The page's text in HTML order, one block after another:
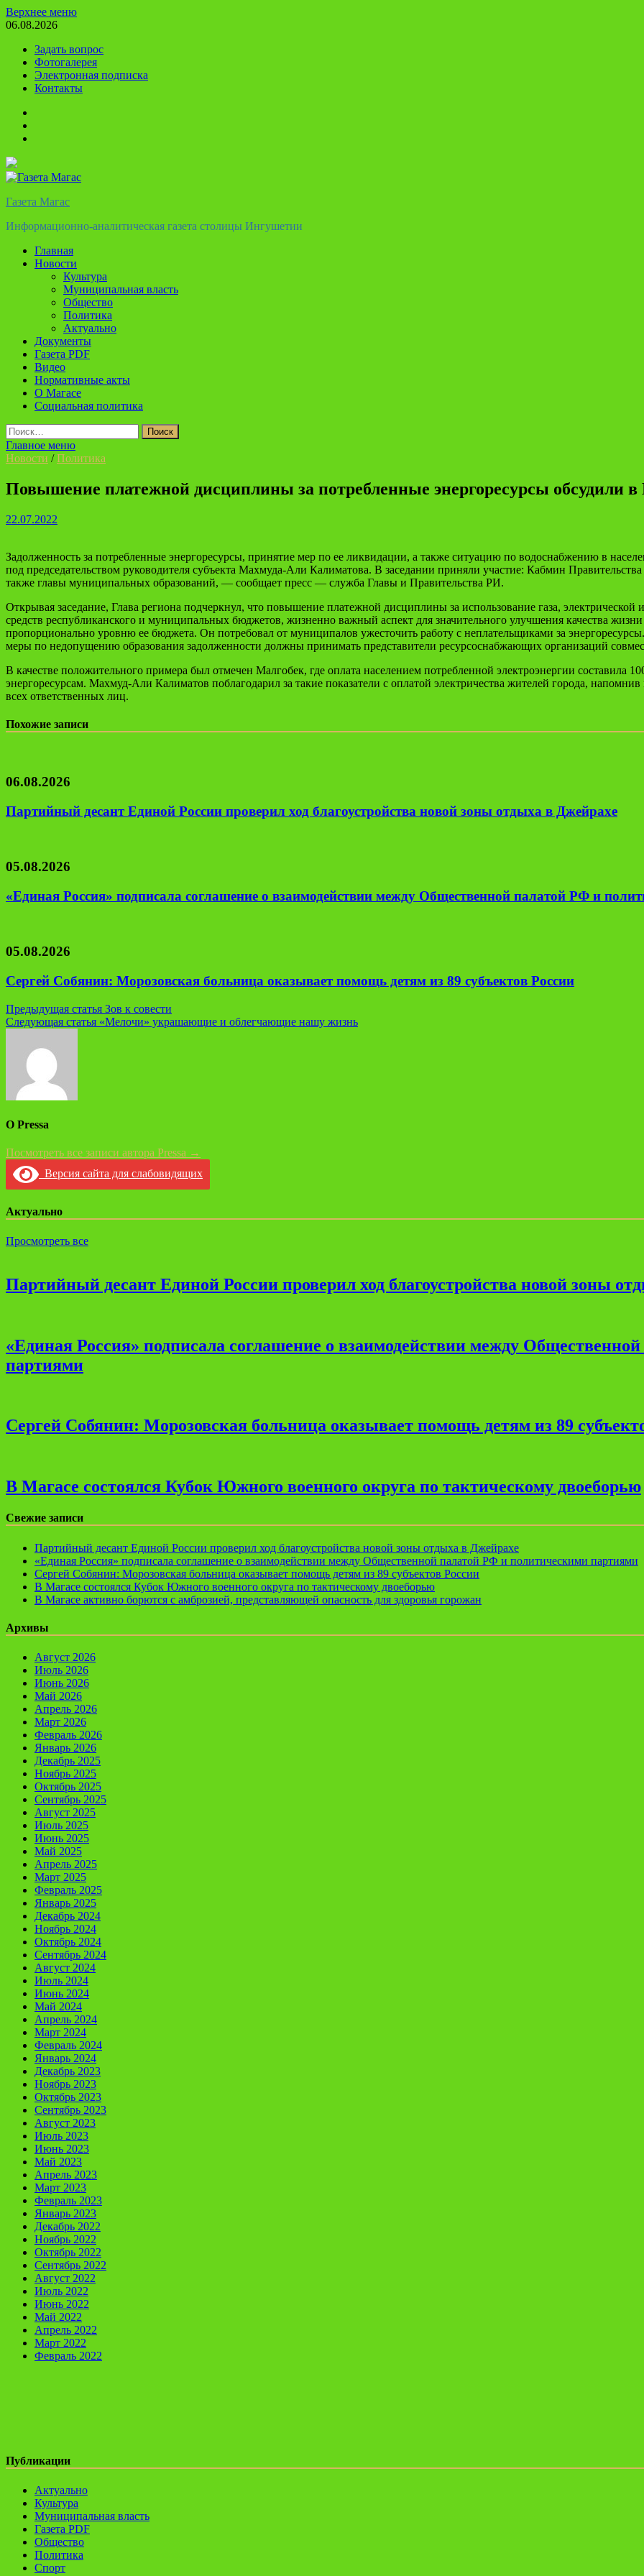
Перейти
к
Верхнее меню
06.08.2026
Задать вопрос
Фотогалерея
Электронная подписка
Контакты
Газета Магас
Информационно-аналитическая газета столицы Ингушетии
Главная
Новости
Культура
Муниципальная власть
Общество
Политика
Актуально
Документы
Газета PDF
Видео
Нормативные акты
О Магасе
Социальная политика
Найти:
Главное меню
Новости /Политика
Повышение платежной дисциплины за потребленные энергоресурсы обсудили в
22.07.2022
Задолженность за потребленные энергоресурсы, принятие мер по ее ликвидации, а также ситуацию по водоснабжению в
под председательством руководителя субъекта Махмуда-Али Калиматова. В заседании приняли участие: Кабмин
также главы муниципальных образований, — сообщает пресс — служба Главы и Правительства РИ.
Открывая заседание, Глава региона подчеркнул, что повышение платежной дисциплины за использование газа,
средств республиканского и муниципальных бюджетов, жизненно важный аспект для значительного улучшения качества
пропорционально уровню ее бюджета. Он потребовал от муниципалов ужесточить работу с неплательщиками за
меры по недопущению образования задолженности должны принимать представители ресурсоснабжающих организаций
В качестве положительного примера был отмечен Малгобек, где оплата населением потребленной электроэнергии составила
энергоресурсам. Махмуд-Али Калиматов поблагодарил за такие показатели с оплатой электричества жителей города,
всех ответственных лиц.
Похожие записи
06.08.2026
Партийный десант Единой России проверил ход благоустройства новой зоны отдыха в Джейрахе
05.08.2026
«Единая Россия» подписала соглашение о взаимодействии между Общественной палатой РФ и
05.08.2026
Сергей Собянин: Морозовская больница оказывает помощь детям из 89 субъектов России
Навигация
по
записям
Предыдущая статья Зов к совести
Следующая статья «Мелочи» украшающие и облегчающие нашу жизнь
О Pressa
Посмотреть все записи автора Pressa →
Версия сайта для слабовидящих
Актуально
Просмотреть все
Партийный десант Единой России проверил ход благоустройства новой зоны
«Единая Россия» подписала соглашение о взаимодействии между
партиями
Сергей Собянин: Морозовская больница оказывает помощь детям из 89
В Магасе состоялся Кубок Южного военного округа по тактическому двоеборью
Свежие записи
Партийный десант Единой России проверил ход благоустройства новой зоны отдыха в Джейрахе
«Единая Россия» подписала соглашение о взаимодействии между Общественной палатой РФ и политическими партиями
Сергей Собянин: Морозовская больница оказывает помощь детям из 89 субъектов России
В Магасе состоялся Кубок Южного военного округа по тактическому двоеборью
В Магасе активно борются с амброзией, представляющей опасность для здоровья горожан
Архивы
Август 2026
Июль 2026
Июнь 2026
Май 2026
Апрель 2026
Март 2026
Февраль 2026
Январь 2026
Декабрь 2025
Ноябрь 2025
Октябрь 2025
Сентябрь 2025
Август 2025
Июль 2025
Июнь 2025
Май 2025
Апрель 2025
Март 2025
Февраль 2025
Январь 2025
Декабрь 2024
Ноябрь 2024
Октябрь 2024
Сентябрь 2024
Август 2024
Июль 2024
Июнь 2024
Май 2024
Апрель 2024
Март 2024
Февраль 2024
Январь 2024
Декабрь 2023
Ноябрь 2023
Октябрь 2023
Сентябрь 2023
Август 2023
Июль 2023
Июнь 2023
Май 2023
Апрель 2023
Март 2023
Февраль 2023
Январь 2023
Декабрь 2022
Ноябрь 2022
Октябрь 2022
Сентябрь 2022
Август 2022
Июль 2022
Июнь 2022
Май 2022
Апрель 2022
Март 2022
Февраль 2022
Публикации
Актуально
Культура
Муниципальная власть
Газета PDF
Общество
Политика
Спорт